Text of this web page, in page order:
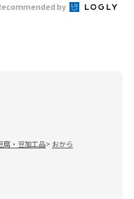
by
腐・豆加工品
おから